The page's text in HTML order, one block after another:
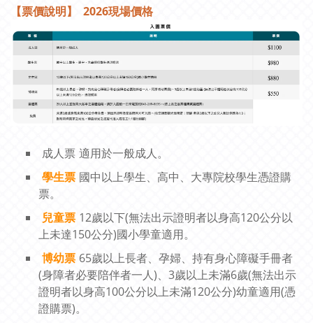
【票價說明】 2026現場價格
成人票 適用於一般成人。
學生票 國中以上學生、高中、大專院校學生憑證購
票。
兒童票 12歲以下(無法出示證明者以身高120公分以
上未達150公分)國小學童適用。
博幼票 65歲以上長者、孕婦、持有身心障礙手冊者
(身障者必要陪伴者一人)、3歲以上未滿6歲(無法出示
證明者以身高100公分以上未滿120公分)幼童適用(憑
證購票)。